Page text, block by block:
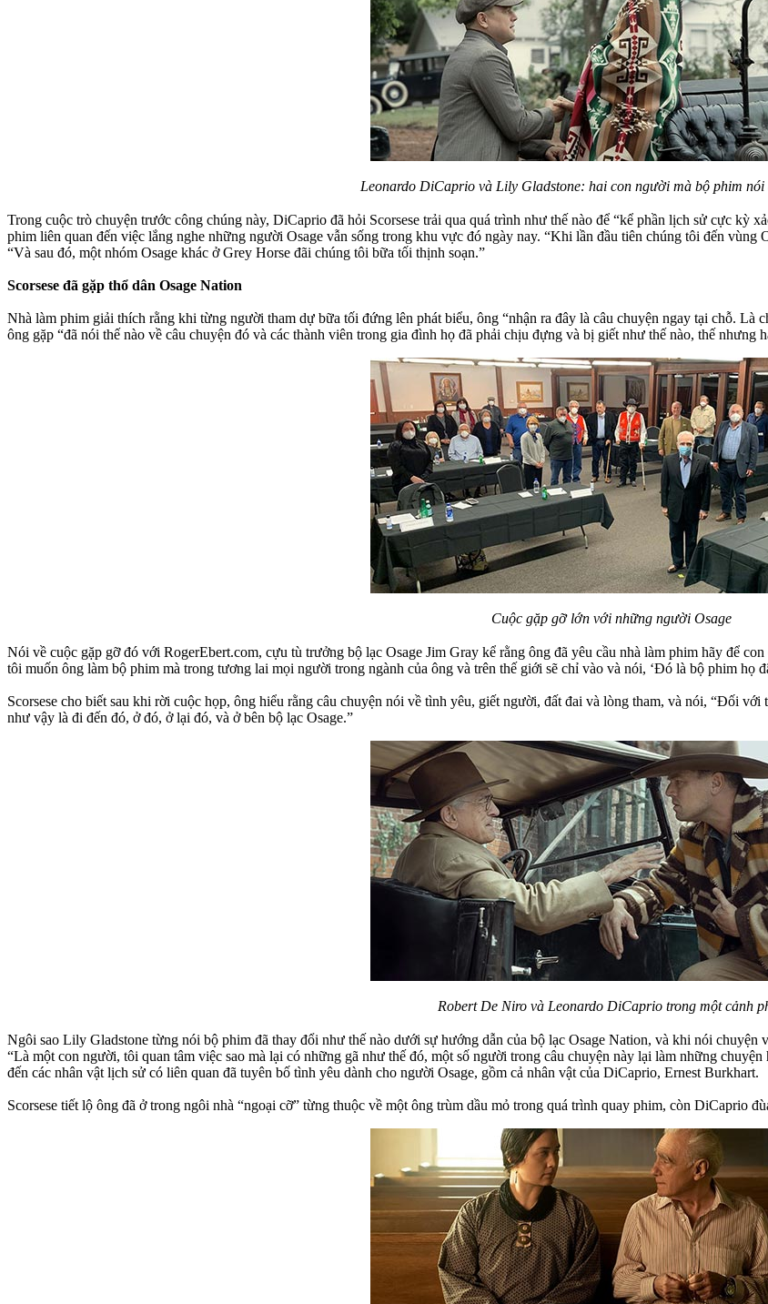
Leonardo DiCaprio và Lily Gladstone: hai con người mà bộ phim nói
Trong cuộc trò chuyện trước công chúng này, DiCaprio đã hỏi Scorsese trải qua quá trình như thế nào để “kể phần lịch sử cực kỳ
phim liên quan đến việc lắng nghe những người Osage vẫn sống trong khu vực đó ngày nay. “Khi lần đầu tiên chúng tôi đến vùng
“Và sau đó, một nhóm Osage khác ở Grey Horse đãi chúng tôi bữa tối thịnh soạn.”
Scorsese đã gặp thổ dân Osage Nation
Nhà làm phim giải thích rằng khi từng người tham dự bữa tối đứng lên phát biểu, ông “nhận ra đây là câu chuyện ngay tại chỗ. Là
ông gặp “đã nói thế nào về câu chuyện đó và các thành viên trong gia đình họ đã phải chịu đựng và bị giết như thế nào, thế nhưng
Cuộc gặp gỡ lớn với những người Osage
Nói về cuộc gặp gỡ đó với RogerEbert.com, cựu tù trưởng bộ lạc Osage Jim Gray kể rằng ông đã yêu cầu nhà làm phim hãy để
tôi muốn ông làm bộ phim mà trong tương lai mọi người trong ngành của ông và trên thế giới sẽ chỉ vào và nói, ‘Đó là bộ phim họ
Scorsese cho biết sau khi rời cuộc họp, ông hiểu rằng câu chuyện nói về tình yêu, giết người, đất đai và lòng tham, và nói, “Đối
như vậy là đi đến đó, ở đó, ở lại đó, và ở bên bộ lạc Osage.”
Robert De Niro và Leonardo DiCaprio trong một cảnh
Ngôi sao Lily Gladstone từng nói bộ phim đã thay đổi như thế nào dưới sự hướng dẫn của bộ lạc Osage Nation, và khi nói
“Là một con người, tôi quan tâm việc sao mà lại có những gã như thế đó, một số người trong câu chuyện này lại làm những
đến các nhân vật lịch sử có liên quan đã tuyên bố tình yêu dành cho người Osage, gồm cả nhân vật của DiCaprio, Ernest Burkhart.
Scorsese tiết lộ ông đã ở trong ngôi nhà “ngoại cỡ” từng thuộc về một ông trùm dầu mỏ trong quá trình quay phim, còn DiCaprio